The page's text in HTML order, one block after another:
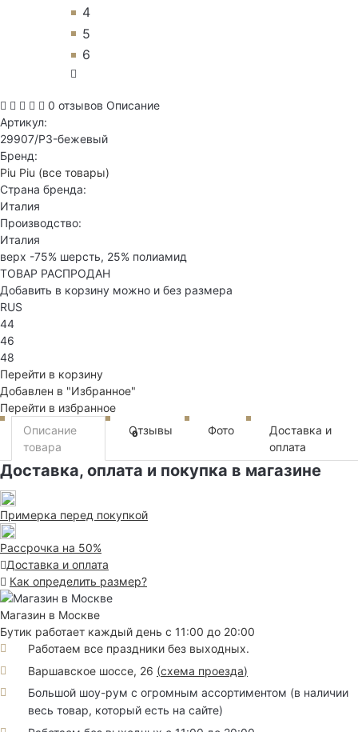
4
5
6
0 отзывов Описание
Артикул:
29907/P3-бежевый
Бренд:
Piu Piu (все товары)
Страна бренда:
Италия
Производство:
Италия
верх -75% шерсть, 25% полиамид
ТОВАР РАСПРОДАН
Добавить в корзину можно и без размера
RUS
44
46
48
Перейти в корзину
Добавлен в "Избранное"
Перейти в избранное
Описание
товара
Отзывы
0 Фото
Доставка и
оплата
Доставка, оплата и покупка в магазине
Примерка перед покупкой
Рассрочка на 50%
Доставка и оплата
Как определить размер?
Магазин в Москве
Бутик работает каждый день с 11:00 до 20:00
Работаем все праздники без выходных.
Варшавское шоссе, 26 (схема проезда)
Большой шоу-рум с огромным ассортиментом (в наличии
весь товар, который есть на сайте)